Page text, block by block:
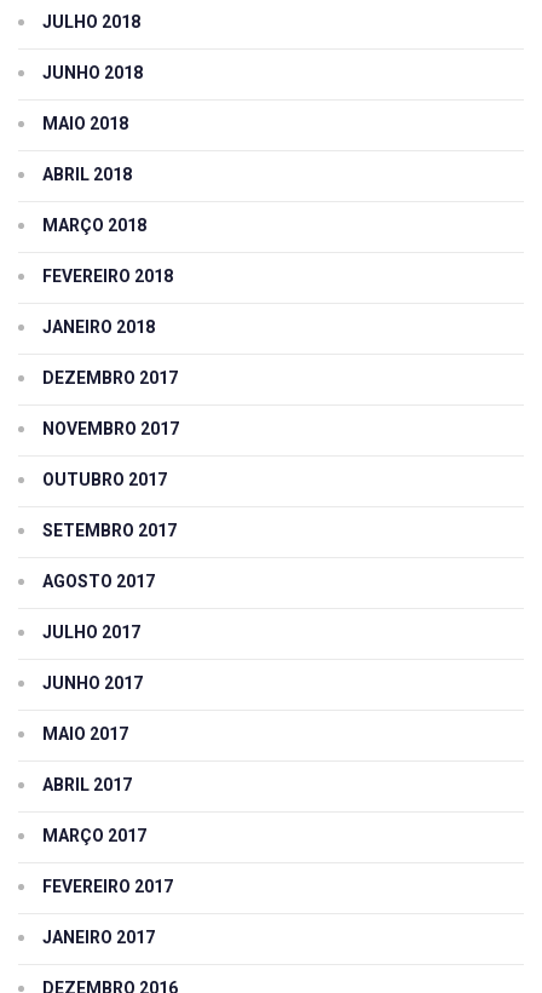
JULHO 2018
JUNHO 2018
MAIO 2018
ABRIL 2018
MARÇO 2018
FEVEREIRO 2018
JANEIRO 2018
DEZEMBRO 2017
NOVEMBRO 2017
OUTUBRO 2017
SETEMBRO 2017
AGOSTO 2017
JULHO 2017
JUNHO 2017
MAIO 2017
ABRIL 2017
MARÇO 2017
FEVEREIRO 2017
JANEIRO 2017
DEZEMBRO 2016